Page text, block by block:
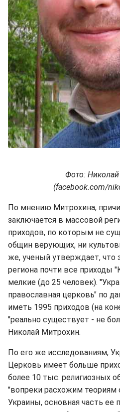
Фото:
(facebook.com/
По мнению Митрохина,
заключается в массовой
приходов, по которым не
общин верующих, ни
же, ученый утверждает, что
региона почти все приходы
мелкие (до 25 человек).
православная церковь" по
иметь 1995 приходов (на
"реально существует - не
Николай Митрохин.
По его же исследованиям,
Церковь имеет больше
более 10 тыс. религиозных
"вопреки расхожим теориям
Украины, основная часть ее